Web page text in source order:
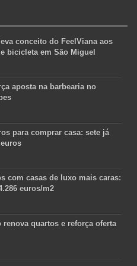
conceito do FeelViana aos
bicicleta em São Miguel
aposta na barbearia no
para comprar casa: sete já
com casas de luxo mais caras:
euros/m2
renova quartos e reforça oferta